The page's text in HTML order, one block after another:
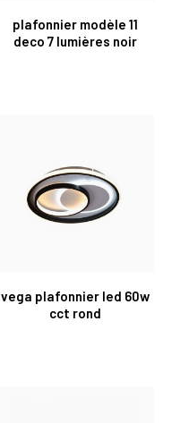
plafonnier modèle 11
deco 7 lumières noir
vega plafonnier led 60w
cct rond